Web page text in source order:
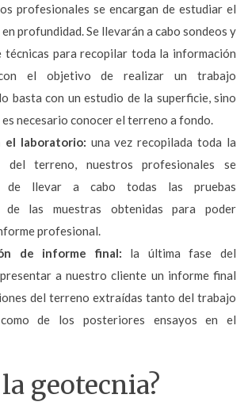
profesionales se encargan de estudiar el
profundidad. Se llevarán a cabo sondeos y
para recopilar toda la información
el objetivo de realizar un trabajo
basta con un estudio de la superficie, sino
es necesario conocer el terreno a fondo.
el laboratorio: una vez recopilada toda la
del terreno, nuestros profesionales se
de llevar a cabo todas las pruebas
de las muestras obtenidas para poder
profesional.
de informe final: la última fase del
a nuestro cliente un informe final
del terreno extraídas tanto del trabajo
de los posteriores ensayos en el
la geotecnia?